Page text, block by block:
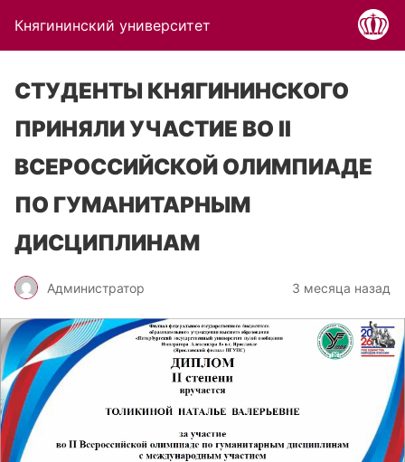
Княгининский университет
СТУДЕНТЫ КНЯГИНИНСКОГО
ПРИНЯЛИ УЧАСТИЕ ВО II
ВСЕРОССИЙСКОЙ ОЛИМПИАДЕ
ПО ГУМАНИТАРНЫМ
ДИСЦИПЛИНАМ
Администратор 3 месяца назад